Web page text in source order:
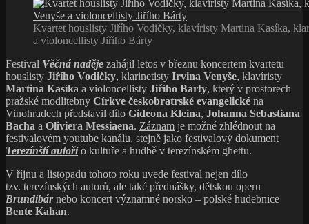
Kvartet houslisty Jiřího Vodičky, klavíristy Martina Kasíka,
a violoncellisty Jiřího Bárty
Festival Věčná naděje zahájil letos v březnu koncertem kvartetu
houslisty Jiřího Vodičky, klarinetisty Irvina Venyše, klavíristy
Martina Kasíka a violoncellisty Jiřího Bárty, který v prostorech
pražské modlitebny Církve českobratrské evangelické na
Vinohradech představil dílo Gideona Kleina, Johanna Sebastiana
Bacha a Oliviera Messiaena. Záznam je možné zhlédnout na
festivalovém youtube kanálu, stejně jako festivalový dokument
Terezínští autořio kultuře a hudbě v terezínském ghettu.
V říjnu a listopadu tohoto roku uvede festival nejen dílo
tzv. terezínských autorů, ale také přednášky, dětskou operu
Brundibárnebo koncert významné norsko – polské hudebnice
Bente Kahan.